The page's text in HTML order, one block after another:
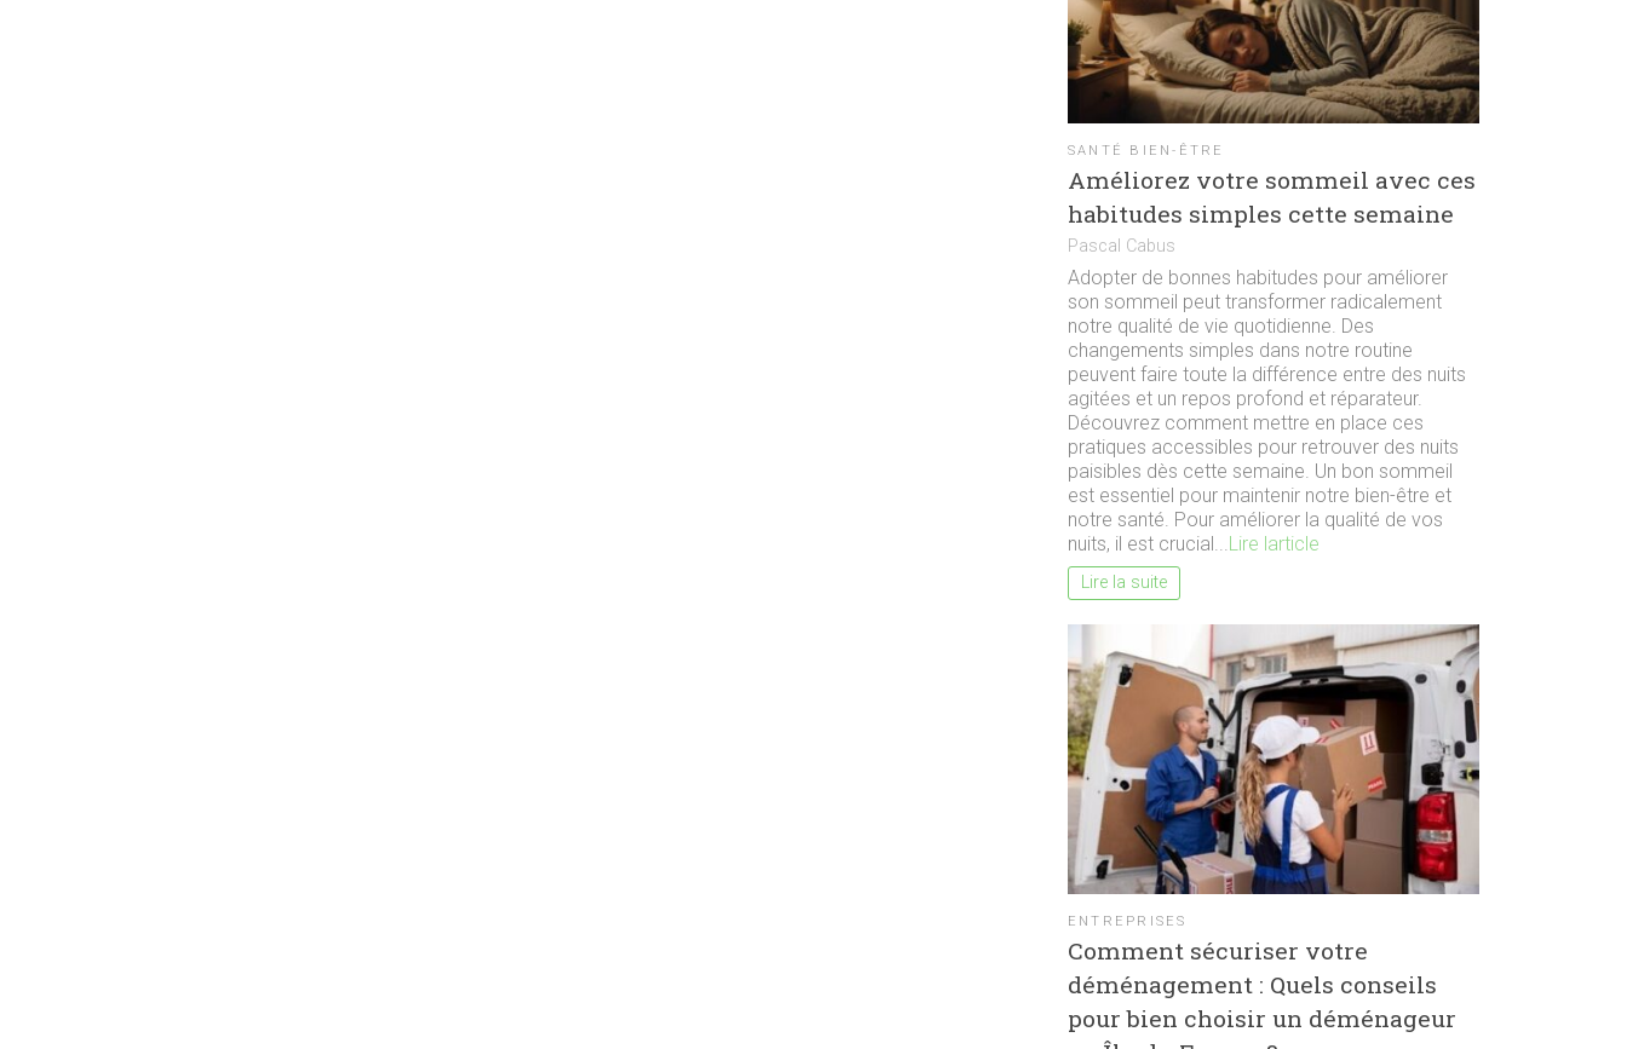
SANTÉ BIEN-ÊTRE
Améliorez votre sommeil avec ces
habitudes simples cette semaine
Pascal Cabus
Adopter de bonnes habitudes pour améliorer
son sommeil peut transformer radicalement
notre qualité de vie quotidienne. Des
changements simples dans notre routine
peuvent faire toute la différence entre des nuits
agitées et un repos profond et réparateur.
Découvrez comment mettre en place ces
pratiques accessibles pour retrouver des nuits
paisibles dès cette semaine. Un bon sommeil
est essentiel pour maintenir notre bien-être et
notre santé. Pour améliorer la qualité de vos
nuits, il est crucial...Lire larticle
Lire la suite
ENTREPRISES
Comment sécuriser votre
déménagement : Quels conseils
pour bien choisir un déménageur